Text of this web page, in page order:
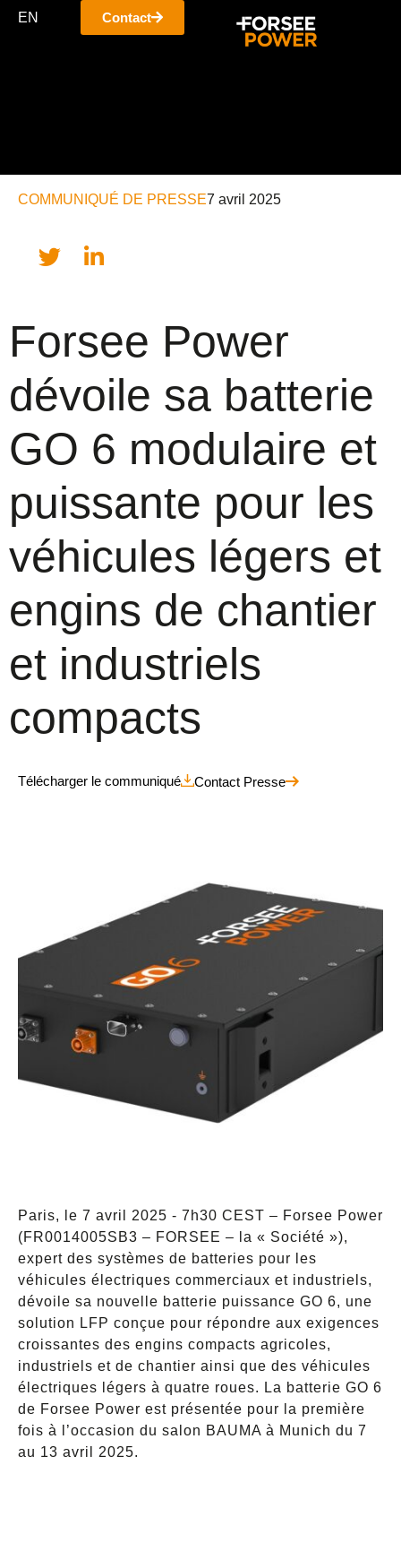
EN Contact
COMMUNIQUÉ DE PRESSE7 avril 2025
Forsee Power
dévoile sa batterie
GO 6 modulaire et
puissante pour les
véhicules légers et
engins de chantier
et industriels
compacts
Télécharger le communiqué Contact Presse
Paris, le 7 avril 2025 - 7h30 CEST – Forsee Power
(FR0014005SB3 – FORSEE – la « Société »),
expert des systèmes de batteries pour les
véhicules électriques commerciaux et industriels,
dévoile sa nouvelle batterie puissance GO 6, une
solution LFP conçue pour répondre aux exigences
croissantes des engins compacts agricoles,
industriels et de chantier ainsi que des véhicules
électriques légers à quatre roues. La batterie GO 6
de Forsee Power est présentée pour la première
fois à l’occasion du salon BAUMA à Munich du 7
au 13 avril 2025.